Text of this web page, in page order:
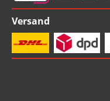
Versand